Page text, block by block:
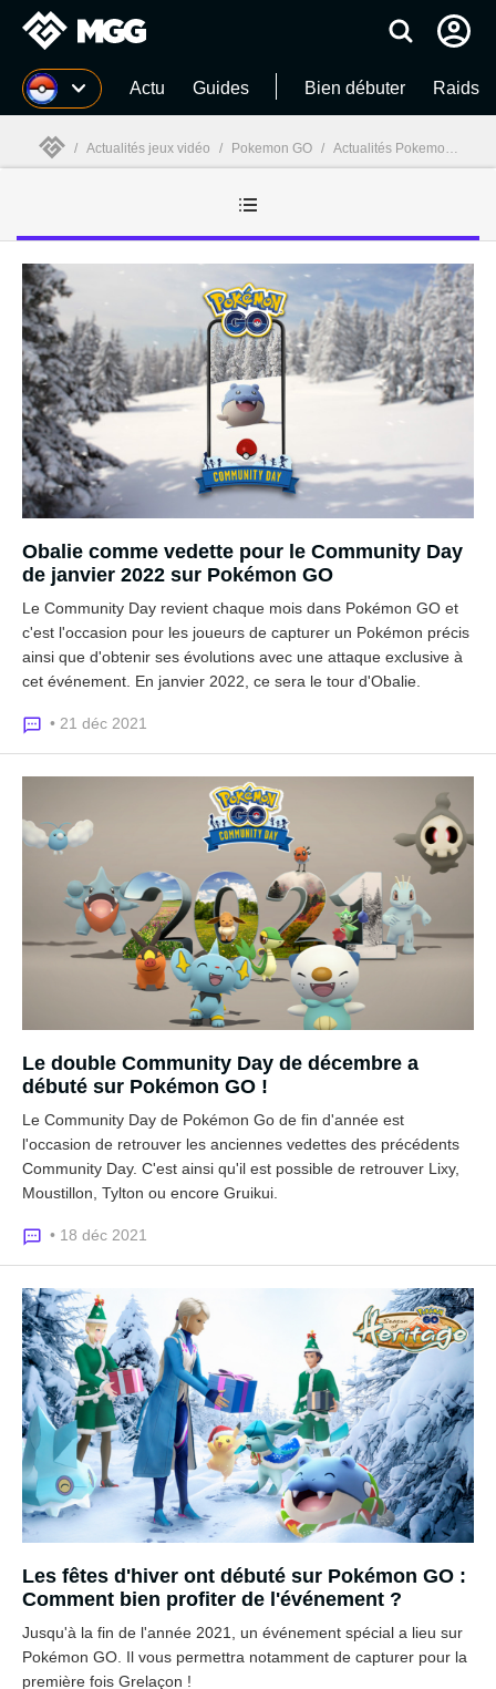
MGG Actu Guides Bien débuter Raids
/ Actualités jeux vidéo / Pokemon GO / Actualités Pokemon GO
Obalie comme vedette pour le Community Day
de janvier 2022 sur Pokémon GO
Le Community Day revient chaque mois dans Pokémon GO et
c'est l'occasion pour les joueurs de capturer un Pokémon précis
ainsi que d'obtenir ses évolutions avec une attaque exclusive à
cet événement. En janvier 2022, ce sera le tour d'Obalie.
• 21 déc 2021
Le double Community Day de décembre a
débuté sur Pokémon GO !
Le Community Day de Pokémon Go de fin d'année est
l'occasion de retrouver les anciennes vedettes des précédents
Community Day. C'est ainsi qu'il est possible de retrouver Lixy,
Moustillon, Tylton ou encore Gruikui.
• 18 déc 2021
Les fêtes d'hiver ont débuté sur Pokémon GO :
Comment bien profiter de l'événement ?
Jusqu'à la fin de l'année 2021, un événement spécial a lieu sur
Pokémon GO. Il vous permettra notamment de capturer pour la
première fois Grelaçon !